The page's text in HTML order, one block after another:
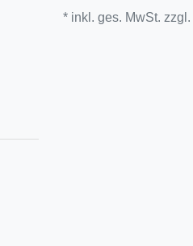
* inkl. ges. MwSt. zzgl.